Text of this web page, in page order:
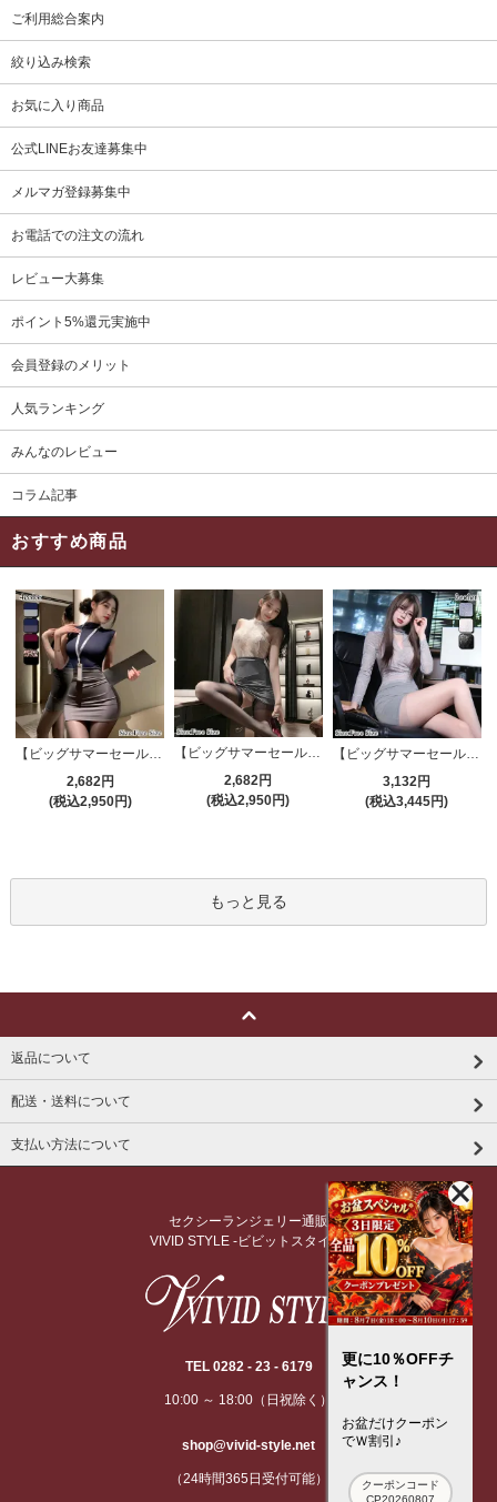
ご利用総合案内
絞り込み検索
お気に入り商品
公式LINEお友達募集中
メルマガ登録募集中
お電話での注文の流れ
レビュー大募集
ポイント5%還元実施中
会員登録のメリット
人気ランキング
みんなのレビュー
コラム記事
おすすめ商品
【ビッグサマーセール対象品】セクシーコスプレ(SEXYCOSPLAY) 4421
2,682円
(税込2,950円)
【ビッグサマーセール対象品】セクシーコスプレ(SEXYCOSPLAY) 4191
2,682円
(税込2,950円)
【ビッグサマーセール対象品】セクシーコスプレ(SEXYCOSPLAY) 4173
3,132円
(税込3,445円)
もっと見る
返品について
配送・送料について
支払い方法について
セクシーランジェリー通販
VIVID STYLE -ビビットスタイル-
TEL 0282 - 23 - 6179
10:00 ～ 18:00（日祝除く）
shop@vivid-style.net
（24時間365日受付可能）
更に10％OFFチ
ャンス！
お盆だけクーポン
でＷ割引♪
クーポンコード
CP20260807